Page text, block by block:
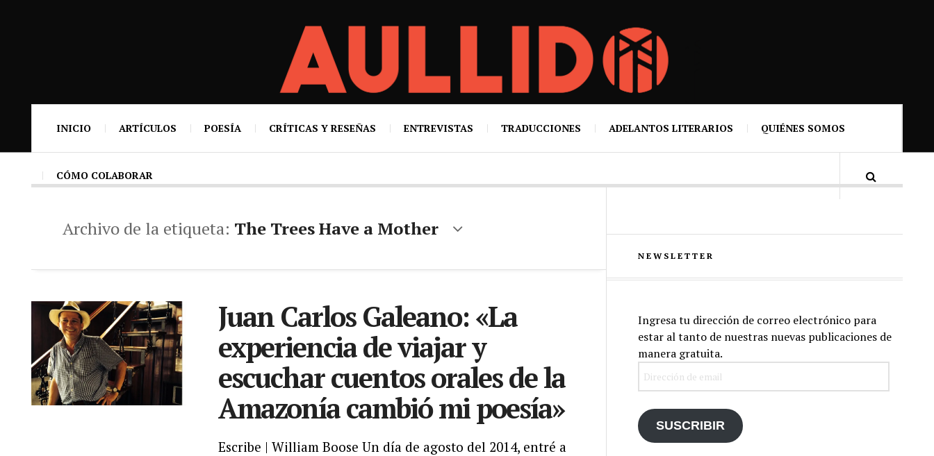
INICIO ARTÍCULOS POESÍA CRÍTICAS Y RESEÑAS ENTREVISTAS TRADUCCIONES ADELANTOS LITERARIOS QUIÉNES SOMOS
CÓMO COLABORAR
Archivo de la etiqueta: The Trees Have a Mother
Juan Carlos Galeano: «La
experiencia de viajar y
escuchar cuentos orales de la
Amazonía cambió mi poesía»
Escribe | William Boose Un día de agosto del 2014, entré a
NEWSLETTER
Ingresa tu dirección de correo electrónico para
estar al tanto de nuestras nuevas publicaciones de
manera gratuita.
SUSCRIBIR